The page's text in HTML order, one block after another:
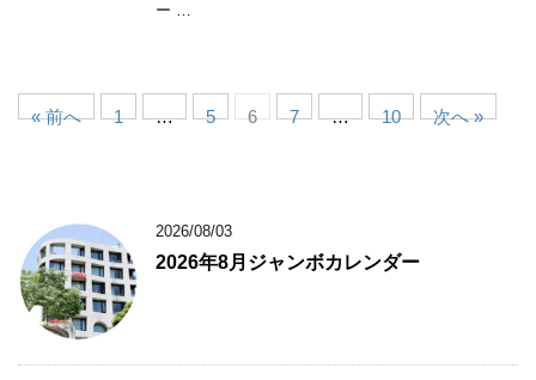
ー …
« 前へ 1 … 5 6 7 … 10 次へ »
2026/08/03
2026年8月ジャンボカレンダー